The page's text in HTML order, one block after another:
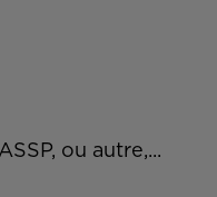
ou autre,...